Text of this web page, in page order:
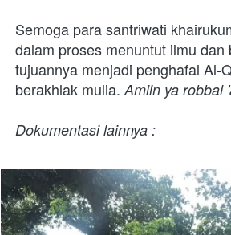
Semoga para santriwati
dalam proses menuntut ilmu dan
tujuannya menjadi penghafal Al-
berakhlak mulia. Amiin ya robbal
Dokumentasi lainnya :